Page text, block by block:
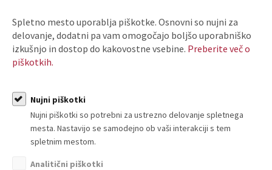
PRIJAVI SE
ali
Spletno mesto uporablja piškotke. Osnovni so nujni za
delovanje, dodatni pa vam omogočajo boljšo uporabniško
izkušnjo in dostop do kakovostne vsebine. Preberite več o
piškotkih.
Nujni piškotki
Nujni piškotki so potrebni za ustrezno delovanje spletnega
mesta. Nastavijo se samodejno ob vaši interakciji s tem
spletnim mestom.
Analitični piškotki